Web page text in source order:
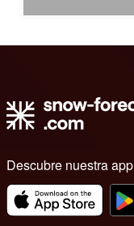
Descubre nuestra app